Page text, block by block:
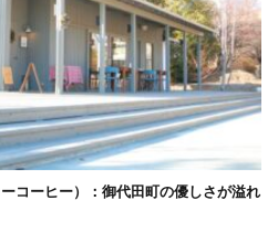
コーヒー）：御代田町の優しさが溢れ